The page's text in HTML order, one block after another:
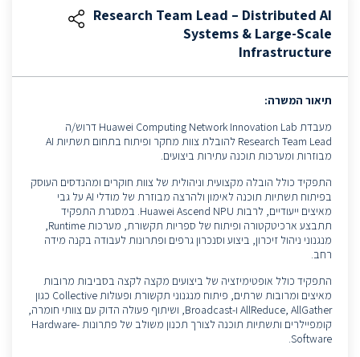
Research Team Lead – Distributed AI
Systems & Large-Scale
Infrastructure
תיאור המשרה:
מעבדת Huawei Computing Network Innovation Lab דרוש/ה
Research Team Lead להובלת צוות מחקר ופיתוח בתחום תשתיות AI
מבוזרות ומערכות תוכנה עתירות ביצועים.
התפקיד כולל הובלה מקצועית וניהולית של צוות חוקרים ומהנדסים העוסק
בפיתוח תשתיות תוכנה לאימון ולהרצה מבוזרת של מודלי AI על גבי
מאיצים ייעודיים, לרבות Huawei Ascend NPU. במסגרת התפקיד
תתבצע ארכיטקטורה ופיתוח של ספריות תקשורת, מערכות Runtime,
מנגנוני ניהול זיכרון, ביצוע וסנכרון גרפים ופתרונות לעבודה בקנה מידה
רחב.
התפקיד כולל אופטימיזציה של ביצועים מקצה לקצה בסביבות מרובות
מאיצים ומרובות שרתים, פיתוח מנגנוני תקשורת ופעולות Collective כגון
AllReduce, AllGather ו-Broadcast, ושיתוף פעולה הדוק עם צוותי חומרה,
קומפיילרים ותשתיות תוכנה לצורך תכנון משולב של פתרונות Hardware-
Software.